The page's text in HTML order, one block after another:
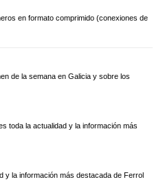
en formato comprimido (conexiones de
de la semana en Galicia y sobre los
toda la actualidad y la información más
y la información más destacada de Ferrol